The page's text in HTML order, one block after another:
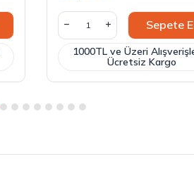
Sepete
1000TL ve Üzeri
Ücretsiz Kargo